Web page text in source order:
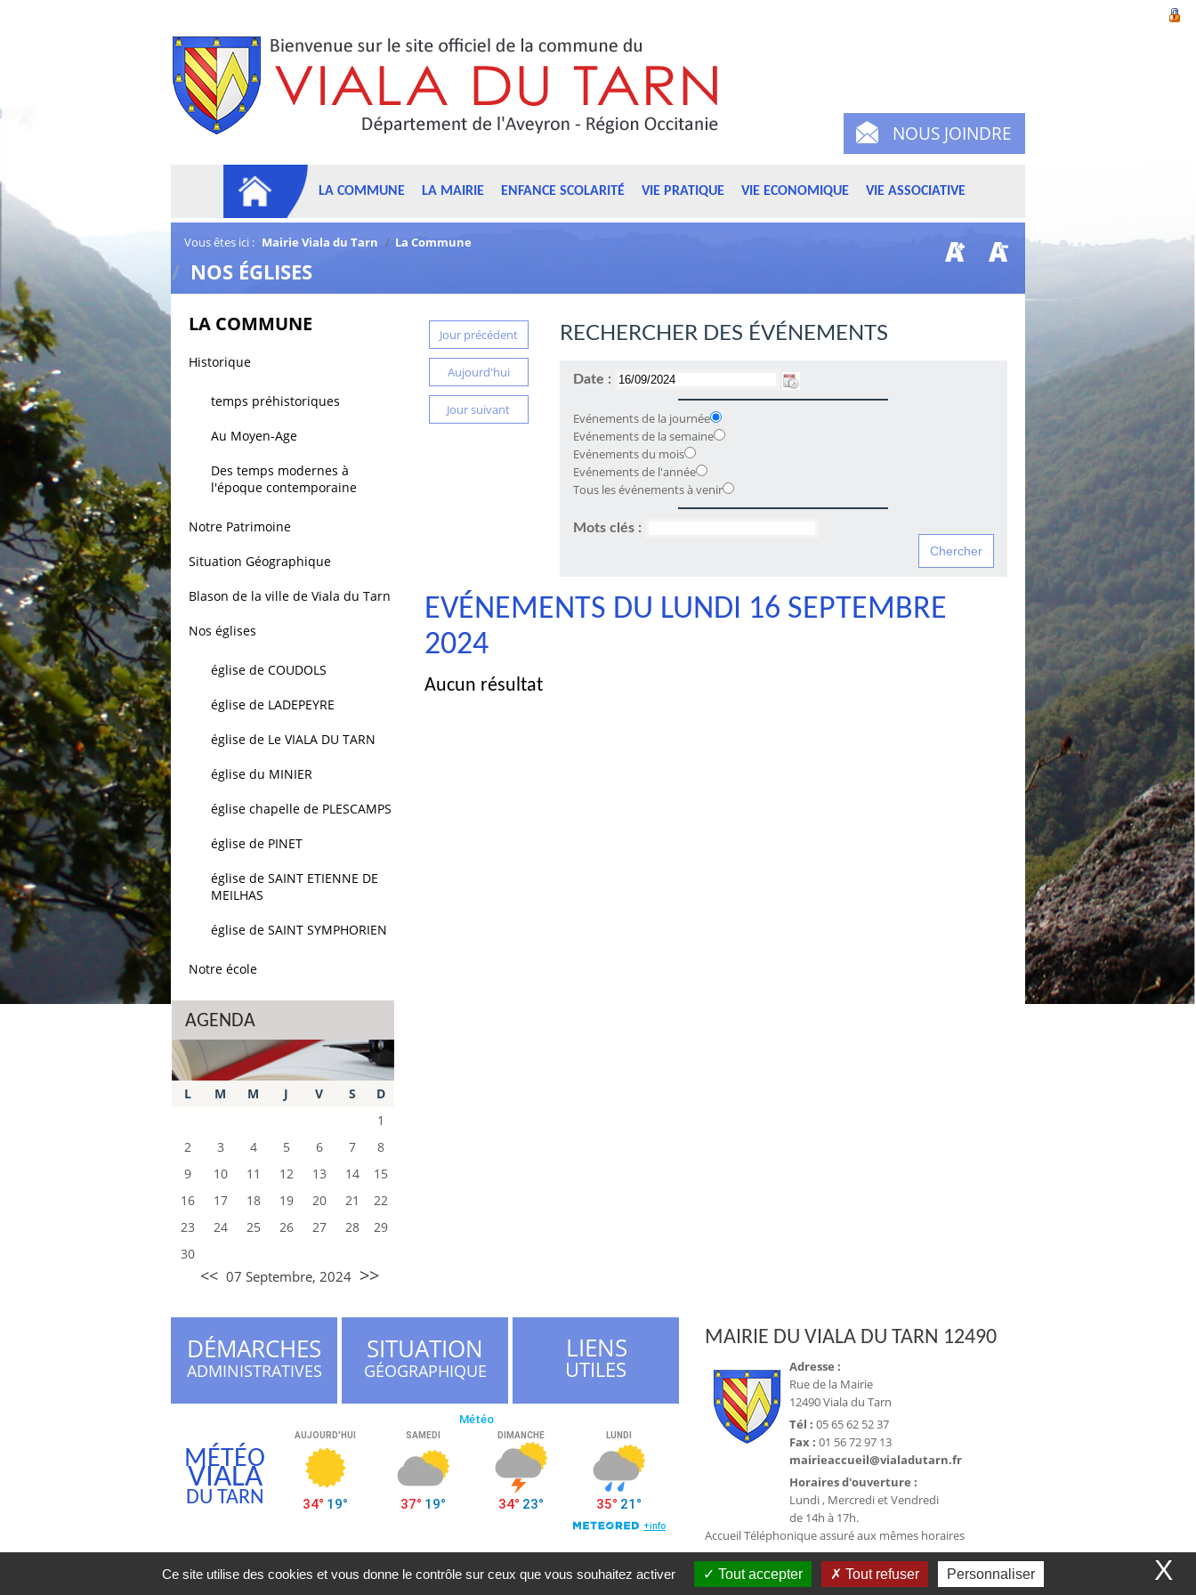
NOUS JOINDRE
LA COMMUNE LA MAIRIE ENFANCE SCOLARITÉ VIE PRATIQUE VIE ECONOMIQUE VIE ASSOCIATIVE
Vous êtes ici : Mairie Viala du Tarn / La Commune
/ NOS ÉGLISES
LA COMMUNE
Historique
temps préhistoriques
Au Moyen-Age
Des temps modernes à
l'époque contemporaine
Notre Patrimoine
Situation Géographique
Blason de la ville de Viala du Tarn
Nos églises
église de COUDOLS
église de LADEPEYRE
église de Le VIALA DU TARN
église du MINIER
église chapelle de PLESCAMPS
église de PINET
église de SAINT ETIENNE DE
MEILHAS
église de SAINT SYMPHORIEN
Notre école
AGENDA
L M M J V S
D
1
2
3 4 5 6 7
8
9
10 11 12 13 14
15
16
17 18 19 20 21
22
23
24 25 26 27 28
29
30
<< 07 Septembre, 2024 >>
Jour précédent
Aujourd'hui
Jour suivant
RECHERCHER DES ÉVÉNEMENTS
Date :
Evénements de la journée
Evénements de la semaine
Evénements du mois
Evénements de l'année
Tous les événements à venir
Mots clés :
EVÉNEMENTS DU LUNDI 16 SEPTEMBRE
2024
Aucun résultat
DÉMARCHES
ADMINISTRATIVES
SITUATION
GÉOGRAPHIQUE
LIENS
UTILES
MAIRIE DU VIALA DU TARN 12490
Adresse :
Rue de la Mairie
12490 Viala du Tarn
Tél : 05 65 62 52 37
Fax : 01 56 72 97 13
mairieaccueil@vialadutarn.fr
Horaires d'ouverture :
Lundi , Mercredi et Vendredi
de 14h à 17h.
Accueil Téléphonique assuré aux mêmes horaires
MÉTÉO
VIALA
DU TARN
Mentions légales| Viala du Tarn © 2016 |Conception Citopia-Solution de site internet pour mairie et collectivité - WeeCity X
Ce site utilise des cookies et vous donne le contrôle sur ceux que vous souhaitez activer Tout accepter Tout refuser Personnaliser